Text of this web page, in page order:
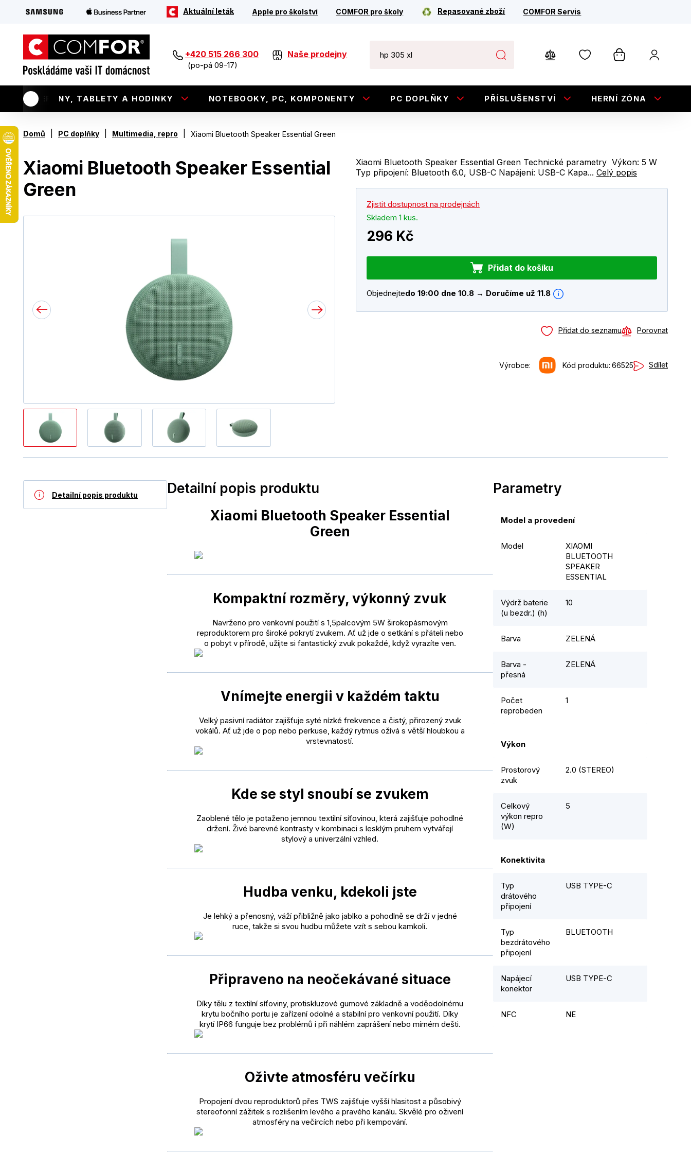
Aktuální leták Apple pro školství COMFOR pro školy Repasované zboží COMFOR Servis
+420 515 266 300
(po-pá 09-17)
Naše prodejny
TELEFONY, TABLETY A HODINKY NOTEBOOKY, PC, KOMPONENTY PC DOPLŇKY PŘÍSLUŠENSTVÍ HERNÍ ZÓNA
Domů PC doplňky Multimedia, repro Xiaomi Bluetooth Speaker Essential Green
Xiaomi Bluetooth Speaker Essential
Green
Xiaomi Bluetooth Speaker Essential Green Technické parametry Výkon: 5 W
Typ připojení: Bluetooth 6.0, USB-C Napájení: USB-C Kapa... Celý popis
Zjistit dostupnost na prodejnách
Skladem 1 kus.
296 Kč
Přidat do košíku
Objednejtedo 19:00 dne 10.8 → Doručíme už 11.8
Přidat do seznamu Porovnat
Výrobce: Kód produktu: 66525 Sdílet
Detailní popis produktu
Detailní popis produktu
Xiaomi Bluetooth Speaker Essential
Green
Kompaktní rozměry, výkonný zvuk
Navrženo pro venkovní použití s 1,5palcovým 5W širokopásmovým
reproduktorem pro široké pokrytí zvukem. Ať už jde o setkání s přáteli nebo
o pobyt v přírodě, užijte si fantastický zvuk pokaždé, když vyrazíte ven.
Vnímejte energii v každém taktu
Velký pasivní radiátor zajišťuje syté nízké frekvence a čistý, přirozený zvuk
vokálů. Ať už jde o pop nebo perkuse, každý rytmus ožívá s větší hloubkou a
vrstevnatostí.
Kde se styl snoubí se zvukem
Zaoblené tělo je potaženo jemnou textilní síťovinou, která zajišťuje pohodlné
držení. Živé barevné kontrasty v kombinaci s lesklým pruhem vytvářejí
stylový a univerzální vzhled.
Hudba venku, kdekoli jste
Je lehký a přenosný, váží přibližně jako jablko a pohodlně se drží v jedné
ruce, takže si svou hudbu můžete vzít s sebou kamkoli.
Připraveno na neočekávané situace
Díky tělu z textilní síťoviny, protiskluzové gumové základně a voděodolnému
krytu bočního portu je zařízení odolné a stabilní pro venkovní použití. Díky
krytí IP66 funguje bez problémů i při náhlém zaprášení nebo mírném dešti.
Oživte atmosféru večírku
Propojení dvou reproduktorů přes TWS zajišťuje vyšší hlasitost a působivý
stereofonní zážitek s rozlišením levého a pravého kanálu. Skvělé pro oživení
atmosféry na večírcích nebo při kempování.
Parametry
Model a provedení
Model
XIAOMI
BLUETOOTH
SPEAKER
ESSENTIAL
Výdrž baterie
(u bezdr.) (h)
10
Barva ZELENÁ
Barva -
přesná
ZELENÁ
Počet
reprobeden
1
Výkon
Prostorový
zvuk
2.0 (STEREO)
Celkový
výkon repro
(W)
5
Konektivita
Typ
drátového
připojení
USB TYPE-C
Typ
bezdrátového
připojení
BLUETOOTH
Napájecí
konektor
USB TYPE-C
NFC NE